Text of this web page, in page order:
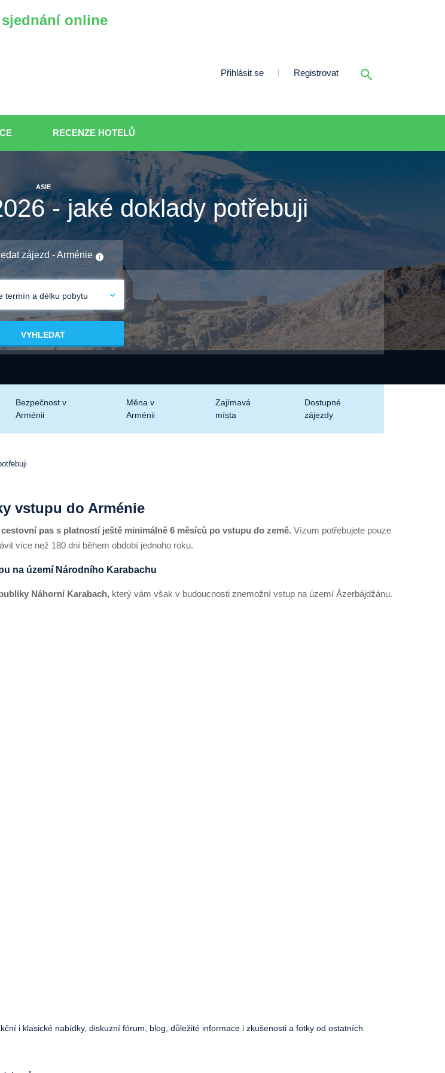
online
Přihlásit se Registrovat
RECENZE HOTELŮ
ASIE
- jaké doklady potřebuji
zájezd - Arménie
termín a délku pobytu
VYHLEDAT
Bezpečnost v
Arménii
Měna v
Arménii
Zajímavá
místa
Dostupné
zájezdy
vstupu do Arménie
pas s platností ještě minimálně 6 měsíců po vstupu do země. Vízum potřebujete pouze
více než 180 dní během období jednoho roku.
na území Národního Karabachu
Náhorní Karabach, který vám však v budoucnosti znemožní vstup na území Ázerbájdžánu.
i klasické nabídky, diskuzní fórum, blog, důležité informace i zkušenosti a fotky od ostatních